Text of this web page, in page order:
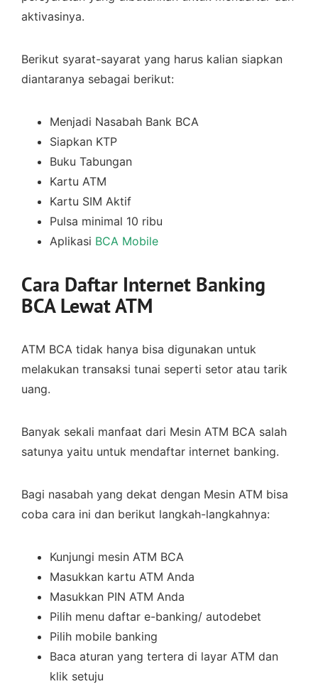
aktivasinya.
Berikut syarat-sayarat yang harus kalian siapkan
diantaranya sebagai berikut:
Menjadi Nasabah Bank BCA
Siapkan KTP
Buku Tabungan
Kartu ATM
Kartu SIM Aktif
Pulsa minimal 10 ribu
Aplikasi BCA Mobile
Cara Daftar Internet Banking
BCA Lewat ATM
ATM BCA tidak hanya bisa digunakan untuk
melakukan transaksi tunai seperti setor atau tarik
uang.
Banyak sekali manfaat dari Mesin ATM BCA salah
satunya yaitu untuk mendaftar internet banking.
Bagi nasabah yang dekat dengan Mesin ATM bisa
coba cara ini dan berikut langkah-langkahnya:
Kunjungi mesin ATM BCA
Masukkan kartu ATM Anda
Masukkan PIN ATM Anda
Pilih menu daftar e-banking/ autodebet
Pilih mobile banking
Baca aturan yang tertera di layar ATM dan
klik setuju